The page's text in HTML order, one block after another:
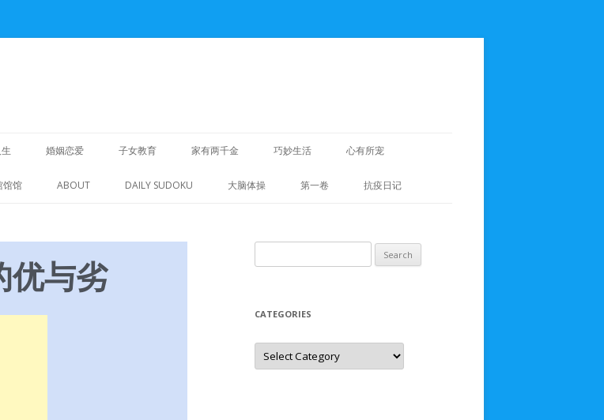
to
content
爱
文
婚姻恋爱 子女教育 家有两千金 巧妙生活 心有所宠
馆馆 ABOUT DAILY SUDOKU 大脑体操 第一卷 抗疫日记
与劣
for:
CATEGORIES
Categories